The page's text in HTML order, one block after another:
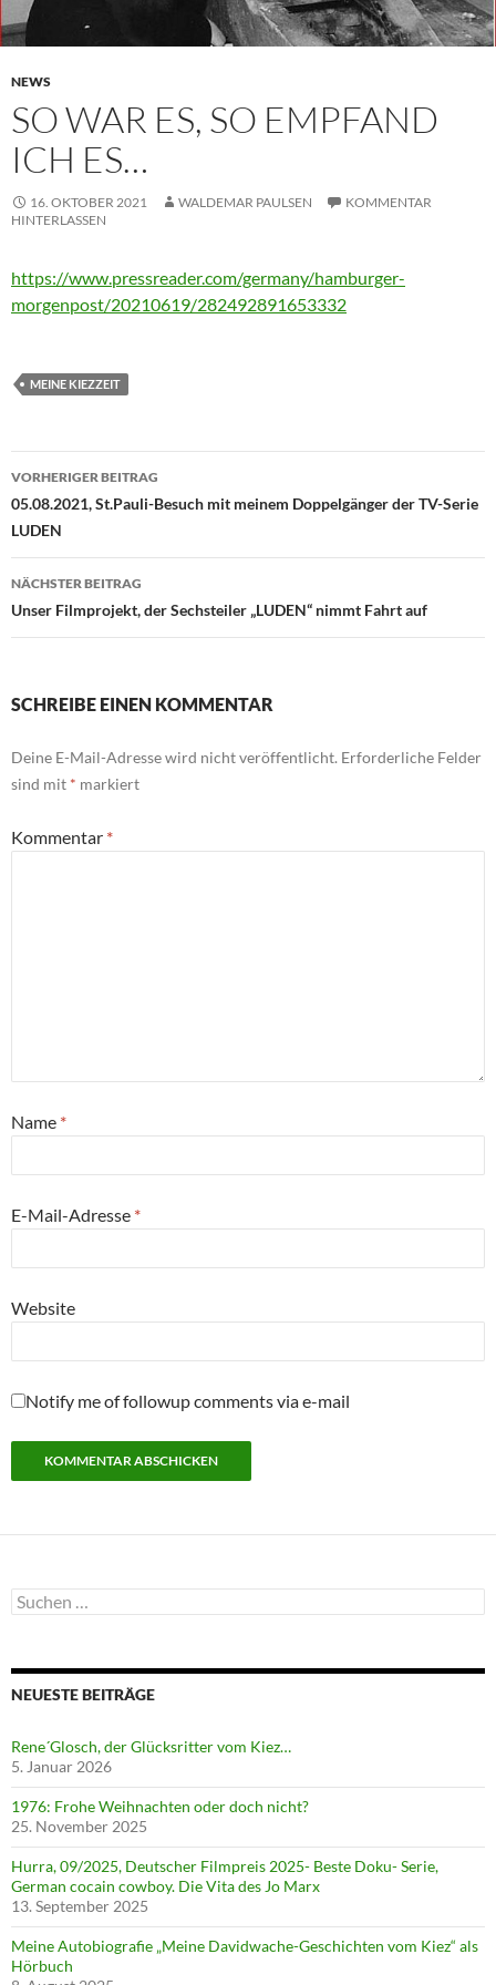
NEWS
SO WAR ES, SO EMPFAND
ICH ES…
16. OKTOBER 2021 WALDEMAR PAULSEN
KOMMENTAR
HINTERLASSEN
https://www.pressreader.com/germany/hamburger-
morgenpost/20210619/282492891653332
MEINE KIEZZEIT
Beitragsnavigation
VORHERIGER BEITRAG
05.08.2021, St.Pauli-Besuch mit meinem Doppelgänger der TV-Serie
LUDEN
NÄCHSTER BEITRAG
Unser Filmprojekt, der Sechsteiler „LUDEN“ nimmt Fahrt auf
SCHREIBE EINEN KOMMENTAR
Deine E-Mail-Adresse wird nicht veröffentlicht. Erforderliche Felder
sind mit * markiert
Kommentar *
Name *
E-Mail-Adresse *
Website
Notify me of followup comments via e-mail
Suchen
nach:
NEUESTE BEITRÄGE
Rene´Glosch, der Glücksritter vom Kiez…
5. Januar 2026
1976: Frohe Weihnachten oder doch nicht?
25. November 2025
Hurra, 09/2025, Deutscher Filmpreis 2025- Beste Doku- Serie,
German cocain cowboy. Die Vita des Jo Marx
13. September 2025
Meine Autobiografie „Meine Davidwache-Geschichten vom Kiez“ als
Hörbuch